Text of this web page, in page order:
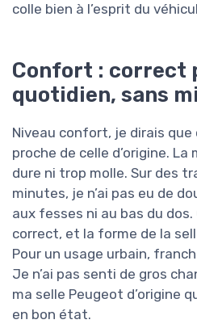
colle bien à l’esprit du
Confort : correct
quotidien, sans
Niveau confort, je dirais
proche de celle d’origine. La
dure ni trop molle. Sur des
minutes, je n’ai pas eu de
aux fesses ni au bas du
correct, et la forme de la
Pour un usage urbain,
Je n’ai pas senti de gros
ma selle Peugeot d’origine
en bon état.